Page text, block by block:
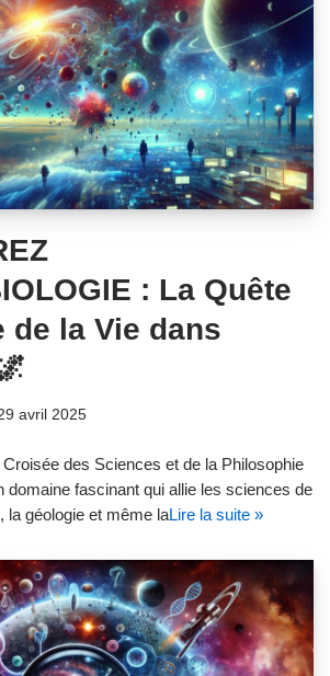
: La Quête
de la Vie dans
avril 2025
Croisée des Sciences et de la Philosophie
domaine fascinant qui allie les sciences de
la géologie et même laLire la suite »